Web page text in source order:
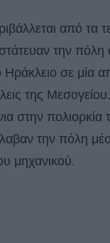
από τα
την πόλη
Ηράκλειο σε μία
της Μεσογείου.
στην
την πόλη
μηχανικού.